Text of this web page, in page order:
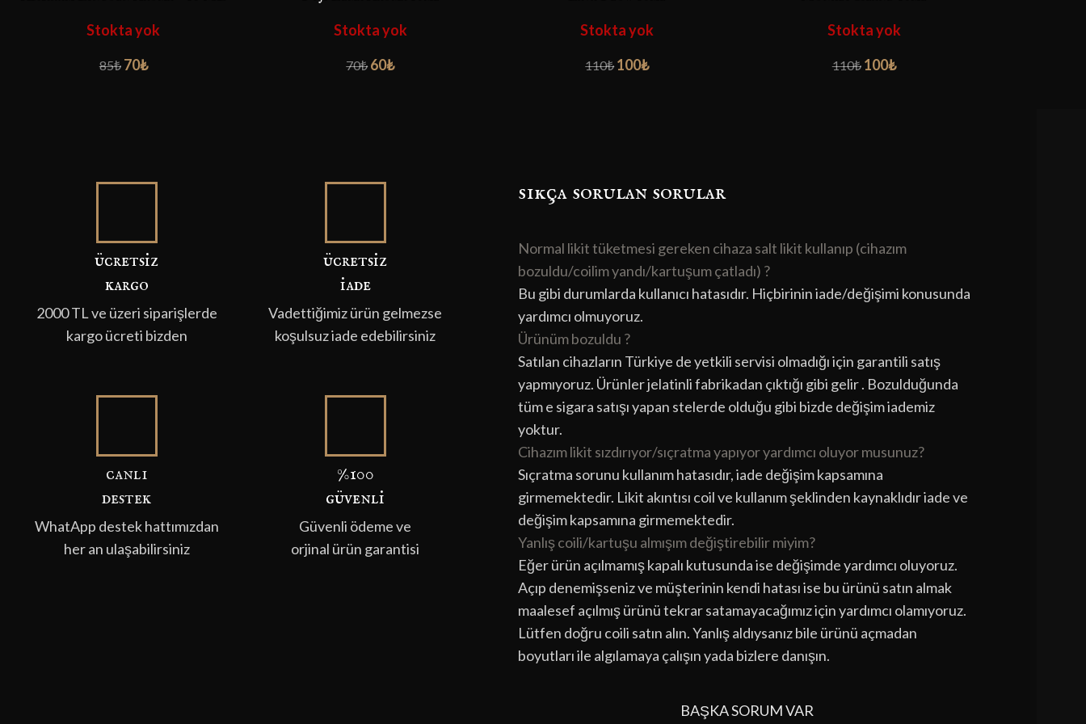
Stokta yok
85₺ 70₺
Stokta yok
70₺60₺
Stokta yok
110₺100₺
Stokta yok
110₺ 100₺
ücretsi̇z
kargo
2000 TL ve üzeri siparişlerde
kargo ücreti bizden
ücretsi̇z
i̇ade
Vadettiğimiz ürün gelmezse
koşulsuz iade edebilirsiniz
canli
destek
WhatApp destek hattımızdan
her an ulaşabilirsiniz
%100
güvenli̇
Güvenli ödeme ve
orjinal ürün garantisi
sıkça sorulan sorular
Normal likit tüketmesi gereken cihaza salt likit kullanıp (cihazım
bozuldu/coilim yandı/kartuşum çatladı) ?
Bu gibi durumlarda kullanıcı hatasıdır. Hiçbirinin iade/değişimi konusunda
yardımcı olmuyoruz.
Ürünüm bozuldu ?
Satılan cihazların Türkiye de yetkili servisi olmadığı için garantili satış
yapmıyoruz. Ürünler jelatinli fabrikadan çıktığı gibi gelir . Bozulduğunda
tüm e sigara satışı yapan stelerde olduğu gibi bizde değişim iademiz
yoktur.
Cihazım likit sızdırıyor/sıçratma yapıyor yardımcı oluyor musunuz?
Sıçratma sorunu kullanım hatasıdır, iade değişim kapsamına
girmemektedir. Likit akıntısı coil ve kullanım şeklinden kaynaklıdır iade ve
değişim kapsamına girmemektedir.
Yanlış coili/kartuşu almışım değiştirebilir miyim?
Eğer ürün açılmamış kapalı kutusunda ise değişimde yardımcı oluyoruz.
Açıp denemişseniz ve müşterinin kendi hatası ise bu ürünü satın almak
maalesef açılmış ürünü tekrar satamayacağımız için yardımcı olamıyoruz.
Lütfen doğru coili satın alın. Yanlış aldıysanız bile ürünü açmadan
boyutları ile algılamaya çalışın yada bizlere danışın.
BAŞKA SORUM VAR